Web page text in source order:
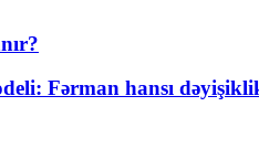
Fərman hansı